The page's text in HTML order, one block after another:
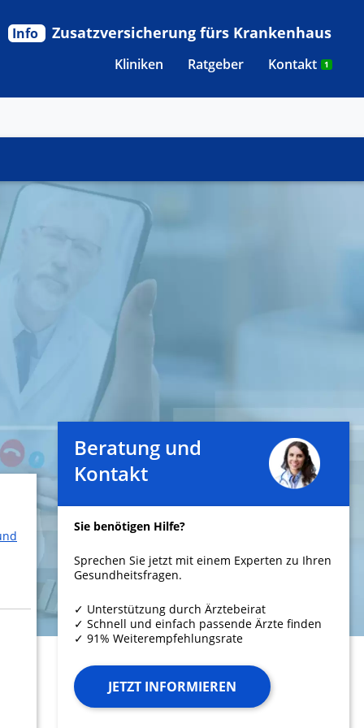
Kliniken Ratgeber Kontakt 1
Info Zusatzversicherung fürs Krankenhaus
Beratung und
Kontakt
Sie benötigen Hilfe?
Sprechen Sie jetzt mit einem Experten zu Ihren
Gesundheitsfragen.
✓ Unterstützung durch Ärztebeirat
✓ Schnell und einfach passende Ärzte finden
✓ 91% Weiterempfehlungsrate
JETZT INFORMIEREN